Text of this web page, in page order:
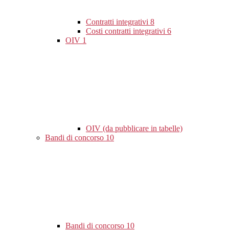
Contratti integrativi 8
Costi contratti integrativi 6
OIV 1
OIV (da pubblicare in tabelle)
Bandi di concorso 10
Bandi di concorso 10